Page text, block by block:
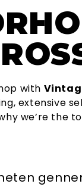
with
extensive
we’re the